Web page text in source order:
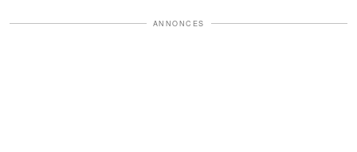
ANNONCES